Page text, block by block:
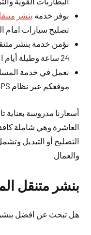
نوفر خدمة بنشر
تصليح سيارات امام
نؤمن خدمة بنشر
24 ساعة وطيلة أيام الأسبوع وفي أيام العطل
نعمل في خدمة
موقعكم عبر نظام GPS.
أسعارنا مدروسة بعناية
العاشرة وهي شاملة
التصليح أو التبديل
والعمال
بنشر متنقل
هل تبحث عن افضل بنشر